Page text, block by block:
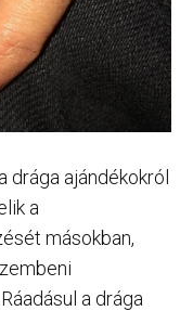
drága ajándékokról
a
másokban,
a drága